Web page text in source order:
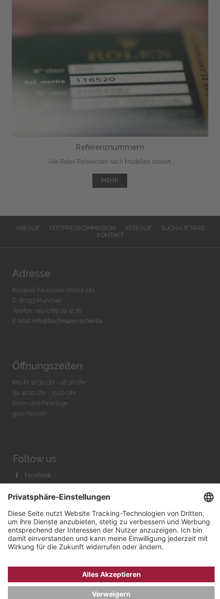
Referenznummern
Alle Rolex Referenzen nach Modellen sortiert.
MEHR
ANKAUF FESTPREISKOMMISSION VERKAUF
SUCHAUFTRAG
KONTAKT
Adresse
Kardinal-Faulhaber-Straße 14a
D-80333 München
Telefon: +49 (0)89 29 32 70
E-Mail: info@bachmann-scher.de
Öffnungszeiten
Mo-Fr. 10:30 Uhr - 18:30 Uhr
Sa. 11:00 Uhr - 15.00 Uhr
Sonn- und Feiertage
geschlossen
Follow us
Facebook
Youtube
IMPRESSUM